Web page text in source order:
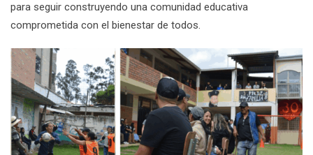
para seguir construyendo una comunidad educativa
comprometida con el bienestar de todos.